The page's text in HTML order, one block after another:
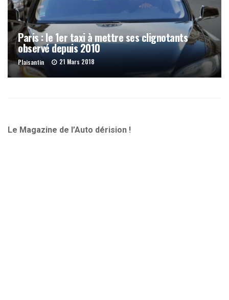
Paris : le 1er taxi à mettre ses clignotants
observé depuis 2010
Plaisantin 21 Mars 2018
Le Magazine de l’Auto dérision !